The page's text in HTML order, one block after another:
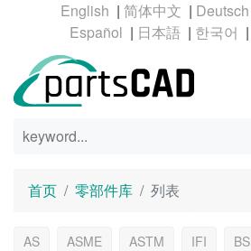
| |
|
| |
首页 零部件库 列表
AS ASME ASTM IFI BS